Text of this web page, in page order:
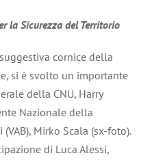
la Sicurezza del Territorio
cornice della
si è svolto un importante
della CNU, Harry
Nazionale della
Mirko Scala (sx-foto).
di Luca Alessi,